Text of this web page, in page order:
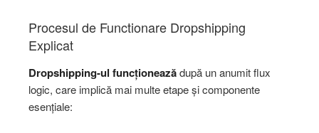
Procesul de Functionare Dropshipping
Explicat
Dropshipping-ul funcționeazădupă un anumit flux
logic, care implică mai multe etape și componente
esențiale: